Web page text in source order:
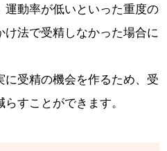
運動率が低いといった重度の
け法で受精しなかった場合に
受精の機会を作るため、受
すことができます。